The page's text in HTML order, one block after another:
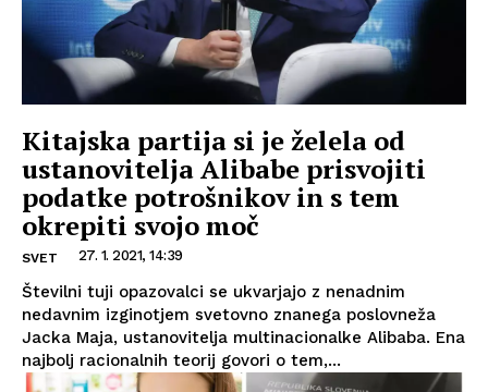
Kitajska partija si je želela od
ustanovitelja Alibabe prisvojiti
podatke potrošnikov in s tem
okrepiti svojo moč
SVET 27. 1. 2021, 14:39
Številni tuji opazovalci se ukvarjajo z nenadnim
nedavnim izginotjem svetovno znanega poslovneža
Jacka Maja, ustanovitelja multinacionalke Alibaba. Ena
najbolj racionalnih teorij govori o tem,...